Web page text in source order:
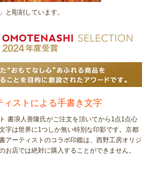
と彫刻しています。
ィストによる手書き文字
書浪人善隆氏がご注文を頂いてから1点1点心
字は世界に1つしか無い特別な印影です。京都
アーティストのコラボ印鑑は、西野工房オリジ
お店では絶対に購入することができません。